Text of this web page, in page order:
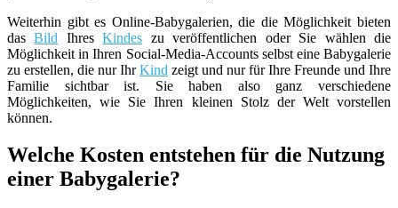
Weiterhin gibt es Online-Babygalerien, die die Möglichkeit bieten
dasBild IhresKindes zu veröffentlichen oder Sie wählen die
Möglichkeit in Ihren Social-Media-Accounts selbst eine Babygalerie
zu erstellen, die nur IhrKind zeigt und nur für Ihre Freunde und Ihre
Familie sichtbar ist. Sie haben also ganz verschiedene
Möglichkeiten, wie Sie Ihren kleinen Stolz der Welt vorstellen
können.
Welche Kosten entstehen für die Nutzung
einer Babygalerie?